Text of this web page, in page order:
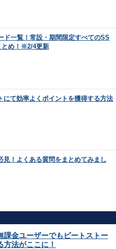
ド一覧！常設・期間限定すべてのSS
とめ！※2/4更新
にて効率よくポイントを獲得する方法
見！よくある質問をまとめてみまし
課金ユーザーでもビートストー
方法がここに！